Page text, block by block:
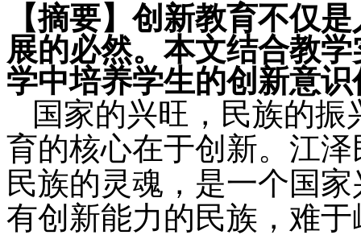
【摘要】创新教育不仅是
展的必然。本文结合教
学中培养学生的创新意
国家的兴旺，民族的
育的核心在于创新。 江泽
民族的灵魂，是一个国
有创新能力的民族，难